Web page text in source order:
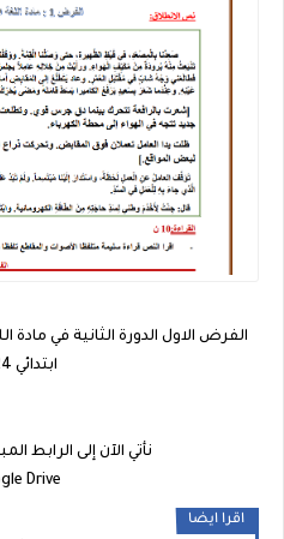
الفرض الاول الدورة الثانية في
ابتدائي 2024
نأتي الآن إلى الرابط
Drive
اقرا ايضا